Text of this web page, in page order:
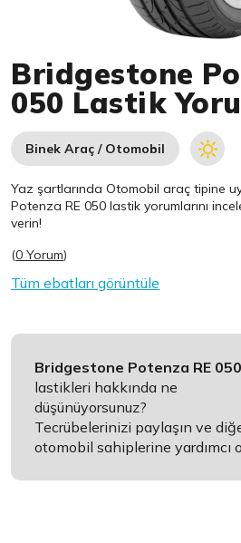
Bridgestone
050 Lastik
Binek Araç / Otomobil
Yaz şartlarında Otomobil araç tipine
Potenza RE 050 lastik yorumlarını
verin!
(0 Yorum)
Tüm ebatları görüntüle
Bridgestone Potenza RE 050
lastikleri hakkında ne
düşünüyorsunuz?
Tecrübelerinizi paylaşın ve
otomobil sahiplerine yardımcı